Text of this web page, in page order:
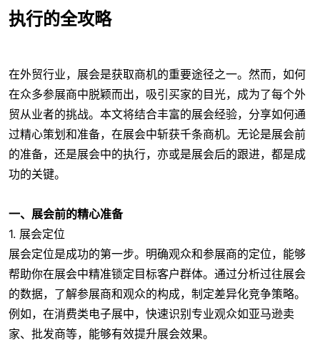
执行的全攻略
在外贸行业，展会是获取商机的重要途径之一。然而，如何
在众多参展商中脱颖而出，吸引买家的目光，成为了每个外
贸从业者的挑战。本文将结合丰富的展会经验，分享如何通
过精心策划和准备，在展会中斩获千条商机。无论是展会前
的准备，还是展会中的执行，亦或是展会后的跟进，都是成
功的关键。
一、展会前的精心准备
1. 展会定位
展会定位是成功的第一步。明确观众和参展商的定位，能够
帮助你在展会中精准锁定目标客户群体。通过分析过往展会
的数据，了解参展商和观众的构成，制定差异化竞争策略。
例如，在消费类电子展中，快速识别专业观众如亚马逊卖
家、批发商等，能够有效提升展会效果。